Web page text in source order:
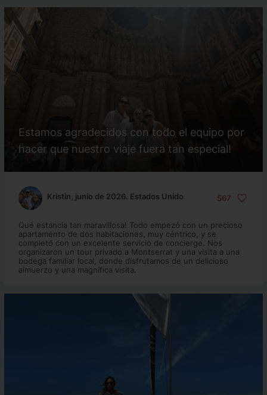
Estamos agradecidos con todo el equipo por
hacer que nuestro viaje fuera tan especial!
Kristin, junio de 2026. Estados Unido 567
Qué estancia tan maravillosa! Todo empezó con un precioso
apartamento de dos habitaciones, muy céntrico, y se
completó con un excelente servicio de concierge. Nos
organizaron un tour privado a Montserrat y una visita a una
bodega familiar local, donde disfrutamos de un delicioso
almuerzo y una magnífica visita.